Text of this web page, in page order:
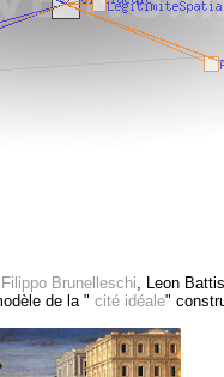
Filippo Brunelleschi, Leon
de la " cité idéale"